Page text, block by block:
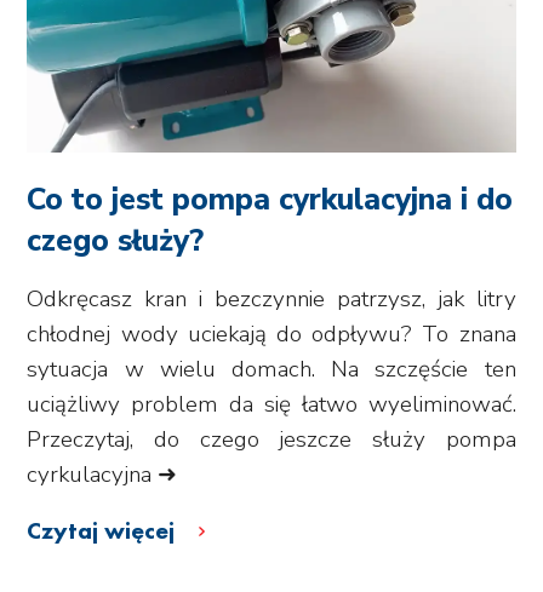
Co to jest pompa cyrkulacyjna i do
czego służy?
Odkręcasz kran i bezczynnie patrzysz, jak litry
chłodnej wody uciekają do odpływu? To znana
sytuacja w wielu domach. Na szczęście ten
uciążliwy problem da się łatwo wyeliminować.
Przeczytaj, do czego jeszcze służy pompa
cyrkulacyjna ➜
Czytaj więcej